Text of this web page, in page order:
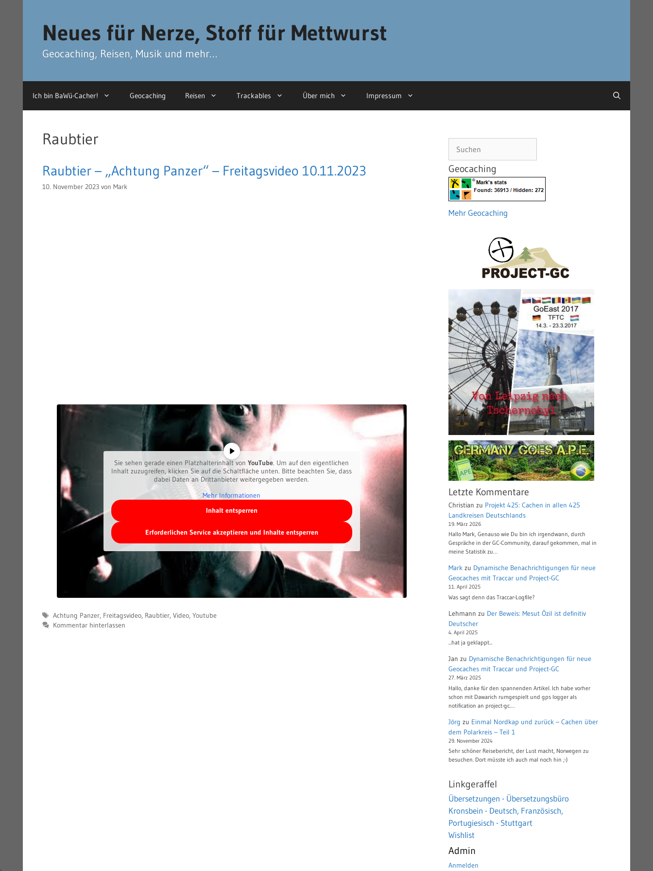
Neues für Nerze, Stoff für Mettwurst
Geocaching, Reisen, Musik und mehr…
Ich bin BaWü-Cacher! Geocaching Reisen Trackables Über mich Impressum
Raubtier
Raubtier – „Achtung Panzer“ – Freitagsvideo 10.11.2023
10. November 2023 von Mark
Sie sehen gerade einen Platzhalterinhalt von YouTube. Um auf den eigentlichen
Inhalt zuzugreifen, klicken Sie auf die Schaltfläche unten. Bitte beachten Sie, dass
dabei Daten an Drittanbieter weitergegeben werden.
Mehr Informationen
Inhalt entsperren
Erforderlichen Service akzeptieren und Inhalte entsperren
Schlagwörter
Achtung Panzer, Freitagsvideo, Raubtier, Video, Youtube
Kommentar hinterlassen
Geocaching
Mehr Geocaching
Letzte Kommentare
Christian zu Projekt 425: Cachen in allen 425
Landkreisen Deutschlands
19. März 2026
Hallo Mark, Genauso wie Du bin ich irgendwann, durch
Gespräche in der GC-Community, darauf gekommen, mal in
meine Statistik zu…
Mark zu Dynamische Benachrichtigungen für neue
Geocaches mit Traccar und Project-GC
11. April 2025
Was sagt denn das Traccar-Logfile?
Lehmann zu Der Beweis: Mesut Özil ist definitiv
Deutscher
4. April 2025
...hat ja geklappt...
Jan zu Dynamische Benachrichtigungen für neue
Geocaches mit Traccar und Project-GC
27. März 2025
Hallo, danke für den spannenden Artikel. Ich habe vorher
schon mit Dawarich rumgespielt und gps logger als
notification an project-gc.…
Jörg zu Einmal Nordkap und zurück – Cachen über
dem Polarkreis – Teil 1
29. November 2024
Sehr schöner Reisebericht, der Lust macht, Norwegen zu
besuchen. Dort müsste ich auch mal noch hin ;-)
Linkgeraffel
Übersetzungen - Übersetzungsbüro
Kronsbein - Deutsch, Französisch,
Portugiesisch - Stuttgart
Wishlist
Admin
Anmelden